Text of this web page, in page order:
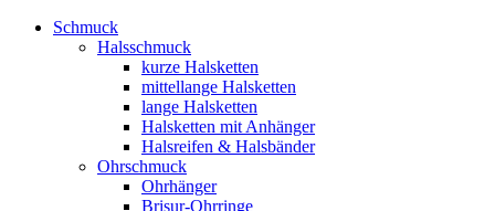
Schmuck
Halsschmuck
kurze Halsketten
mittellange Halsketten
lange Halsketten
Halsketten mit Anhänger
Halsreifen & Halsbänder
Ohrschmuck
Ohrhänger
Brisur-Ohrringe